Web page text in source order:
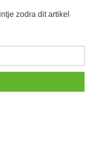
zodra dit artikel